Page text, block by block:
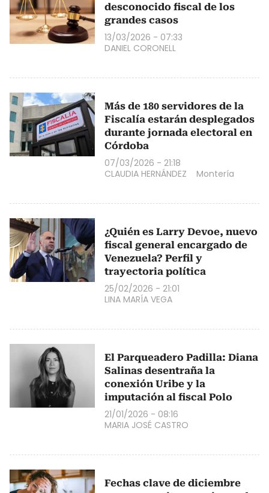
desconocido fiscal de los
grandes casos
13/03/2026 - 07:33
DANIEL CORONELL
Más de 180 servidores de la
Fiscalía estarán desplegados
durante jornada electoral en
Córdoba
07/03/2026 - 21:18
CLAUDIA HERNÁNDEZ
Montería
¿Quién es Larry Devoe, nuevo
fiscal general encargado de
Venezuela? Perfil y
trayectoria política
25/02/2026 - 21:01
LINA MARÍA VEGA
El Parqueadero Padilla: Diana
Salinas desentraña la
conexión Uribe y la
imputación al fiscal Polo
21/01/2026 - 08:16
MARIA JOSÉ CASTRO
Fechas clave de diciembre